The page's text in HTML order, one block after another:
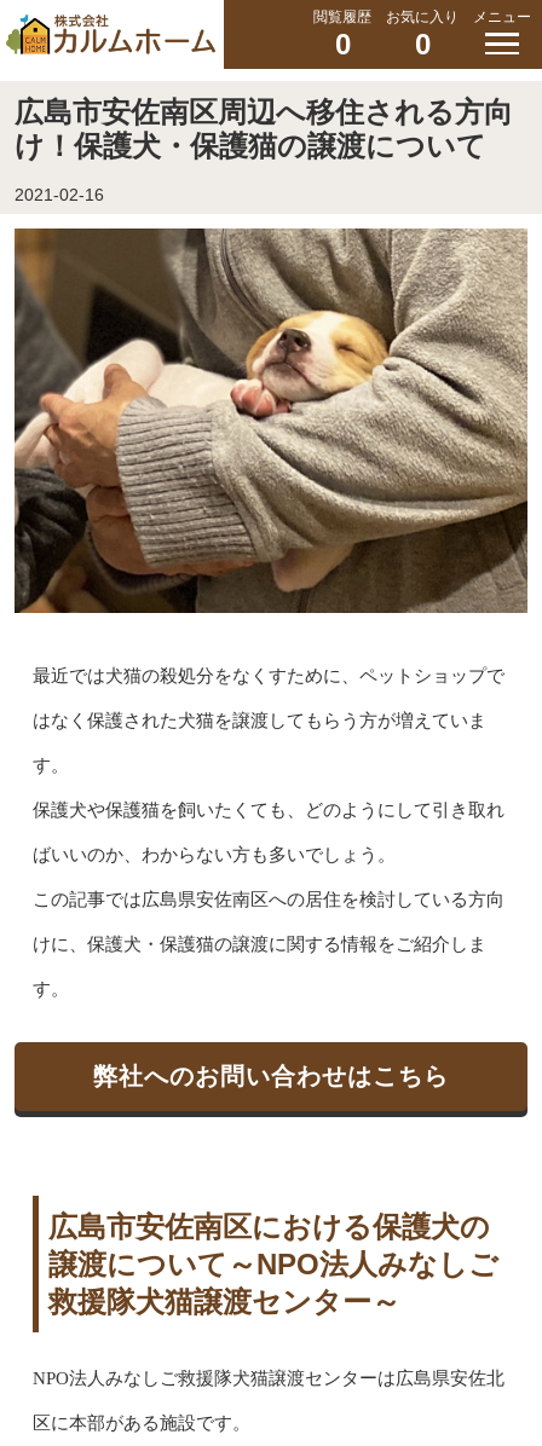
閲覧履歴
0
お気に入り
0
メニュー
広島市安佐南区周辺へ移住される方向
け！保護犬・保護猫の譲渡について
2021-02-16
最近では犬猫の殺処分をなくすために、ペットショップで
はなく保護された犬猫を譲渡してもらう方が増えていま
す。
保護犬や保護猫を飼いたくても、どのようにして引き取れ
ばいいのか、わからない方も多いでしょう。
この記事では広島県安佐南区への居住を検討している方向
けに、保護犬・保護猫の譲渡に関する情報をご紹介しま
す。
弊社へのお問い合わせはこちら
広島市安佐南区における保護犬の
譲渡について～NPO法人みなしご
救援隊犬猫譲渡センター～
NPO法人みなしご救援隊犬猫譲渡センターは広島県安佐北
区に本部がある施設です。